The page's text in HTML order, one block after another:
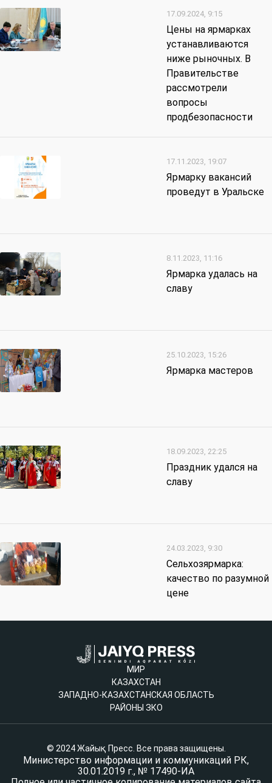
17.09.2024, 9:15
Цены на ярмарках
устанавливаются
ниже рыночных. В
Правительстве
рассмотрели
вопросы
продбезопасности
17.11.2023, 19:07
Ярмарку вакансий
проведут в Уральске
8.11.2023, 11:16
Ярмарка удалась на
славу
25.10.2023, 15:26
Ярмарка мастеров
18.09.2023, 22:25
Праздник удался на
славу
24.03.2023, 9:30
Сельхозярмарка:
качество по разумной
цене
МИР
КАЗАХСТАН
ЗАПАДНО-КАЗАХСТАНСКАЯ ОБЛАСТЬ
РАЙОНЫ ЗКО
© 2024 Жайық Пресс. Все права защищены.
Министерство информации и коммуникаций РК,
30.01.2019 г., № 17490-ИА